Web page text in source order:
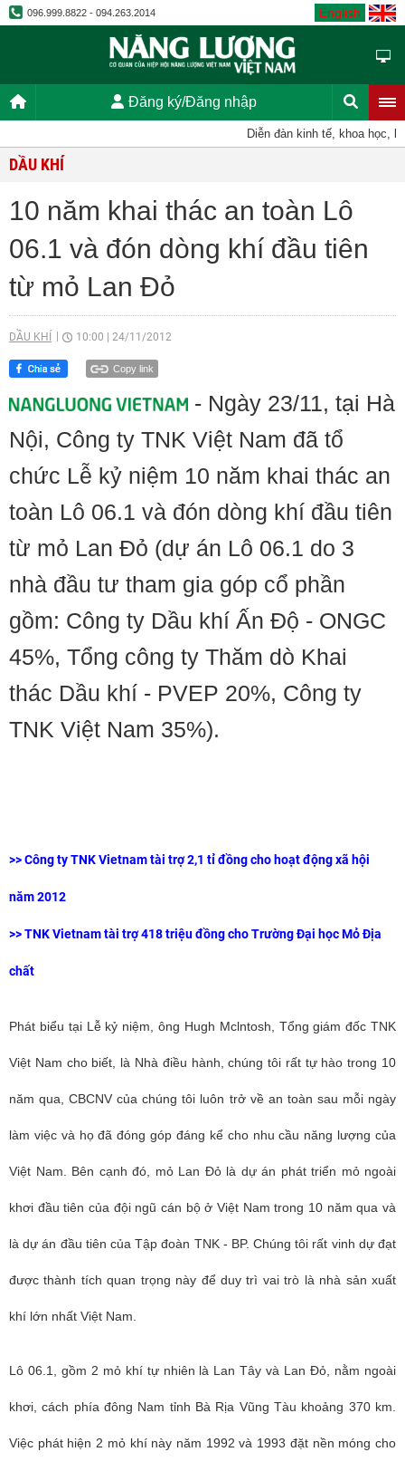
096.999.8822 - 094.263.2014 English
Đăng ký/Đăng nhập
Diễn đàn kinh tế, khoa học, kỹ
DẦU KHÍ
10 năm khai thác an toàn Lô
06.1 và đón dòng khí đầu tiên
từ mỏ Lan Đỏ
DẦU KHÍ 10:00 24/11/2012
Copy link
- Ngày 23/11, tại Hà
Nội, Công ty TNK Việt Nam đã tổ
chức Lễ kỷ niệm 10 năm khai thác an
toàn Lô 06.1 và đón dòng khí đầu tiên
từ mỏ Lan Đỏ (dự án Lô 06.1 do 3
nhà đầu tư tham gia góp cổ phần
gồm: Công ty Dầu khí Ấn Độ - ONGC
45%, Tổng công ty Thăm dò Khai
thác Dầu khí - PVEP 20%, Công ty
TNK Việt Nam 35%).
>>Công ty TNK Vietnam tài trợ 2,1 tỉ đồng cho hoạt động xã hội
năm 2012
>>TNK Vietnam tài trợ 418 triệu đồng cho Trường Đại học Mỏ Địa
chất
Phát biểu tại Lễ kỷ niệm, ông Hugh Mclntosh, Tổng giám đốc TNK
Việt Nam cho biết, là Nhà điều hành, chúng tôi rất tự hào trong 10
năm qua, CBCNV của chúng tôi luôn trở về an toàn sau mỗi ngày
làm việc và họ đã đóng góp đáng kể cho nhu cầu năng lượng của
Việt Nam. Bên cạnh đó, mỏ Lan Đỏ là dự án phát triển mỏ ngoài
khơi đầu tiên của đội ngũ cán bộ ở Việt Nam trong 10 năm qua và
là dự án đầu tiên của Tập đoàn TNK - BP. Chúng tôi rất vinh dự đạt
được thành tích quan trọng này để duy trì vai trò là nhà sản xuất
khí lớn nhất Việt Nam.
Lô 06.1, gồm 2 mỏ khí tự nhiên là Lan Tây và Lan Đỏ, nằm ngoài
khơi, cách phía đông Nam tỉnh Bà Rịa Vũng Tàu khoảng 370 km.
Việc phát hiện 2 mỏ khí này năm 1992 và 1993 đặt nền móng cho